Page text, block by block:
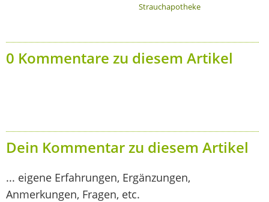
Strauchapotheke
0 Kommentare zu diesem Artikel
Dein Kommentar zu diesem Artikel
... eigene Erfahrungen, Ergänzungen,
Anmerkungen, Fragen, etc.